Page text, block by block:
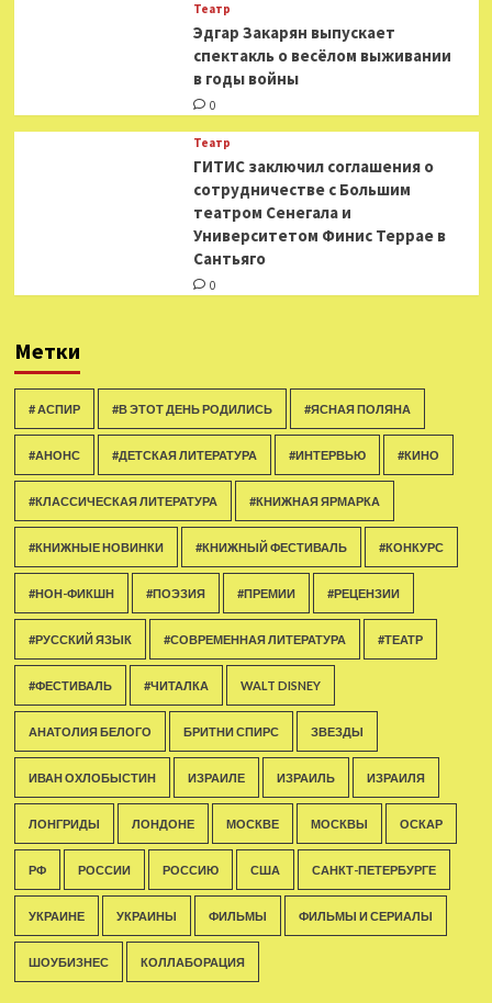
Театр
Эдгар Закарян выпускает
спектакль о весёлом выживании
в годы войны
0
Театр
ГИТИС заключил соглашения о
сотрудничестве с Большим
театром Сенегала и
Университетом Финис Террае в
Сантьяго
0
Метки
# АСПИР #В ЭТОТ ДЕНЬ РОДИЛИСЬ #ЯСНАЯ ПОЛЯНА
#АНОНС #ДЕТСКАЯ ЛИТЕРАТУРА #ИНТЕРВЬЮ #КИНО
#КЛАССИЧЕСКАЯ ЛИТЕРАТУРА #КНИЖНАЯ ЯРМАРКА
#КНИЖНЫЕ НОВИНКИ #КНИЖНЫЙ ФЕСТИВАЛЬ #КОНКУРС
#НОН-ФИКШН #ПОЭЗИЯ #ПРЕМИИ #РЕЦЕНЗИИ
#РУССКИЙ ЯЗЫК #СОВРЕМЕННАЯ ЛИТЕРАТУРА #ТЕАТР
#ФЕСТИВАЛЬ #ЧИТАЛКА WALT DISNEY
АНАТОЛИЯ БЕЛОГО БРИТНИ СПИРС ЗВЕЗДЫ
ИВАН ОХЛОБЫСТИН ИЗРАИЛЕ ИЗРАИЛЬ ИЗРАИЛЯ
ЛОНГРИДЫ ЛОНДОНЕ МОСКВЕ МОСКВЫ ОСКАР
РФ РОССИИ РОССИЮ США САНКТ-ПЕТЕРБУРГЕ
УКРАИНЕ УКРАИНЫ ФИЛЬМЫ ФИЛЬМЫ И СЕРИАЛЫ
ШОУБИЗНЕС КОЛЛАБОРАЦИЯ